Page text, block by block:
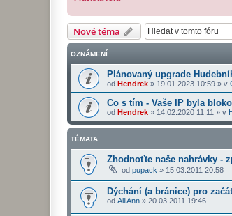
Nové téma
OZNÁMENÍ
Plánovaný upgrade
od Hendrek » 19.01.2023 10:59 » v
Co s tím - Vaše IP byla
od Hendrek » 14.02.2020 11:11 » v
TÉMATA
Zhodnoťte naše nahrávky -
od pupack » 15.03.2011 20:58
Dýchání (a bránice) pro
od AlliAnn » 20.03.2011 19:46